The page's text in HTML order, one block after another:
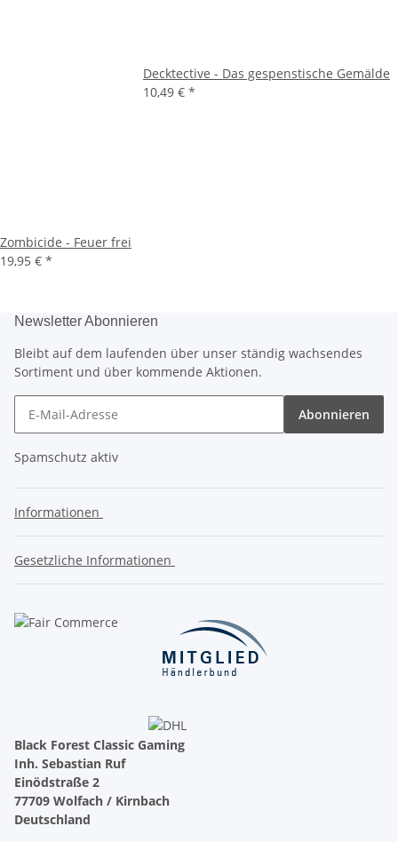
Decktective - Das gespenstische Gemälde
10,49 € *
Zombicide - Feuer frei
19,95 € *
Newsletter Abonnieren
Bleibt auf dem laufenden über unser ständig wachsendes
Sortiment und über kommende Aktionen.
Abonnieren
Spamschutz aktiv
Informationen
Gesetzliche Informationen
Black Forest Classic Gaming
Inh. Sebastian Ruf
Einödstraße 2
77709 Wolfach / Kirnbach
Deutschland